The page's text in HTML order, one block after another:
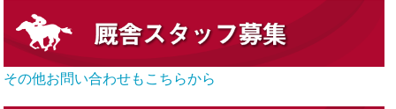
その他お問い合わせもこちらから